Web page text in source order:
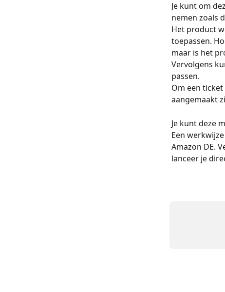
Je kunt om
nemen zoals
Het product
toepassen.
maar is het
Vervolgens
passen.
Om een
aangemaakt
Je kunt deze
Een
Amazon DE.
lanceer je